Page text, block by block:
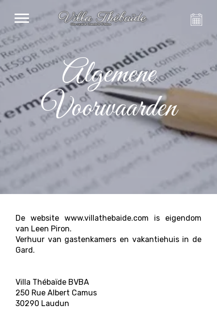
Algemene
Voorwaarden
De website www.villathebaide.com is eigendom
van Leen Piron.
Verhuur van gastenkamers en vakantiehuis in de
Gard.
Villa Thébaïde BVBA
250 Rue Albert Camus
30290 Laudun